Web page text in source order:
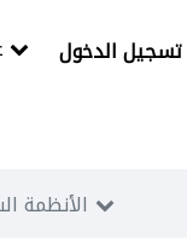
تسجيل الدخول
الأنظمة